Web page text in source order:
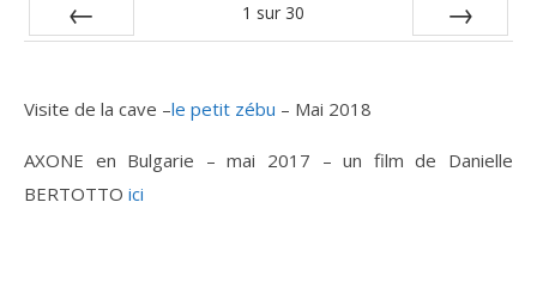
1 sur 30
Visite de la cave –le petit zébu – Mai 2018
AXONE en Bulgarie – mai 2017 – un film de Danielle
BERTOTTO ici